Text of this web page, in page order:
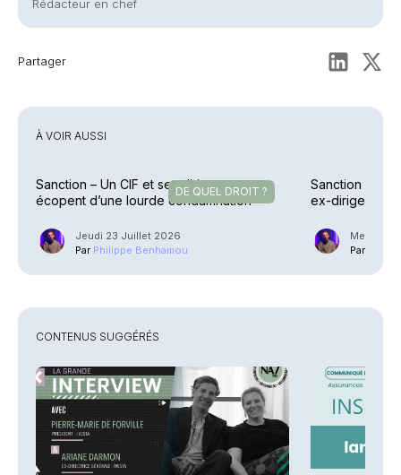
Rédacteur en chef
Partager
À VOIR AUSSI
DE QUEL DROIT ?
Sanction – Un CIF et ses dirigeants
écopent d’une lourde condamnation
Jeudi 23 Juillet 2026
Par Philippe Benhamou
Sanction –
ex-dirigeants
Mercredi
Par
CONTENUS SUGGÉRÉS